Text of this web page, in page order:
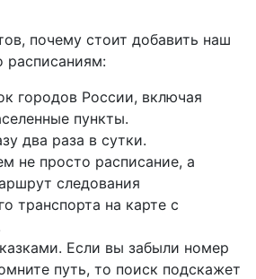
почему стоит добавить наш
расписаниям:
городов России, включая
пункты.
два раза в сутки.
не просто расписание, а
следования
транспорта на карте с
Если вы забыли номер
путь, то поиск подскажет